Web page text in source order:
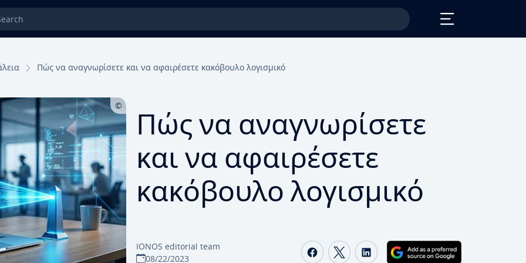
Πώς να αναγνωρίσετε και να αφαιρέσετε κακόβουλο λογισμικό
Πώς να αναγνωρίσετε
και να αφαιρέσετε
κακόβουλο λογισμικό
IONOS editorial team
08/22/2023
Share on Facebook
Share on Twitter
Share on LinkedIn